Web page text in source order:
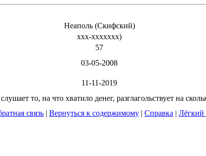
Неаполь (Скифский)
xxx-xxxxxxx)
57
03-05-2008
11-11-2019
то, на что хватило денег, разглагольствует на
связь | Вернуться к содержимому | Справка |